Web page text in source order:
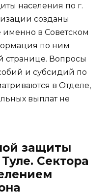
населения по г.
созданы
в Советском
по ним
странице. Вопросы
и субсидий по
в Отделе,
выплат не
защиты
Сектора